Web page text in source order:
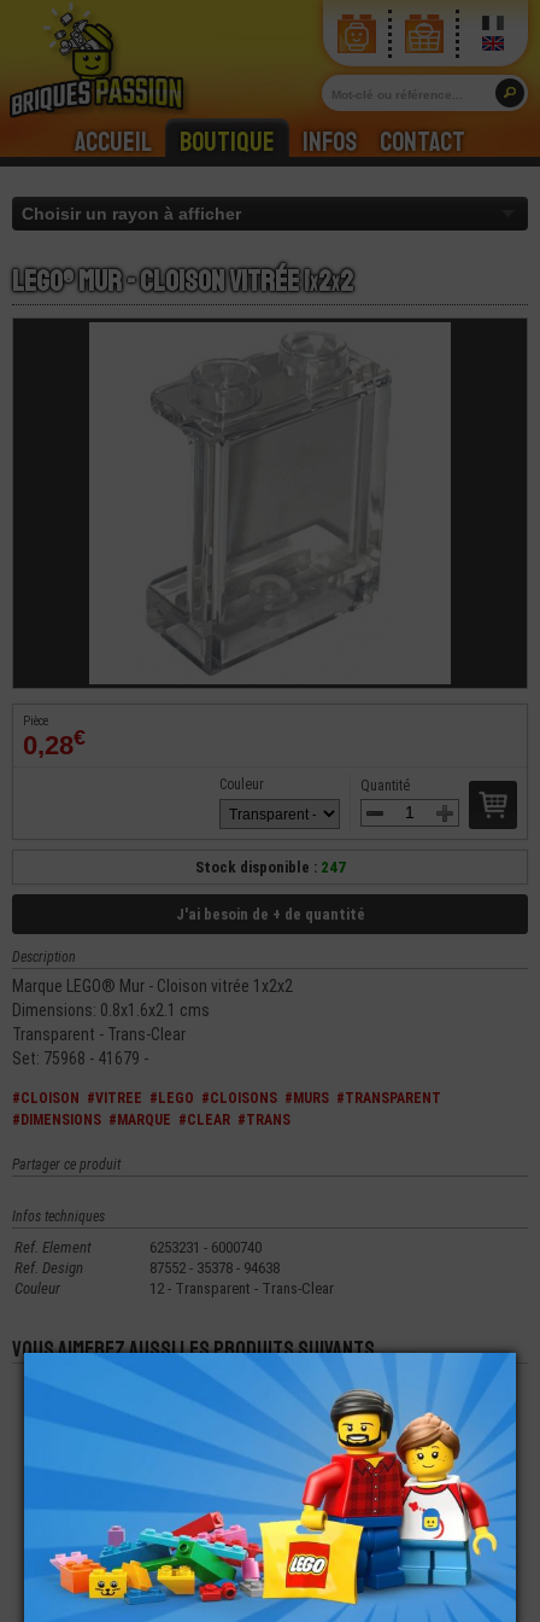
Accueil Boutique Infos Contact
LEGO® Mur - Cloison Vitrée 1x2x2
Pièce
0,28€
Quantité
Couleur
Stock disponible : 247
J'ai besoin de + de quantité
Description
Marque LEGO® Mur - Cloison vitrée 1x2x2
Dimensions: 0.8x1.6x2.1 cms
Transparent - Trans-Clear
Set: 75968 - 41679 -
#CLOISON #VITREE #LEGO #CLOISONS #MURS #TRANSPARENT
#DIMENSIONS #MARQUE #CLEAR #TRANS
Partager ce produit
Infos techniques
Ref. Element
6253231 - 6000740
Ref. Design
87552 - 35378 - 94638
Couleur
12 - Transparent - Trans-Clear
Vous aimerez aussi les produits suivants
LEGO® VITRE 1X6X7
IMPRIMÉE VITRAIL
DISNEY LA BELLE ET
LA BÊT
9,99€
LEGO® CLOISON
1X4X2 IMPRIMÉ
BOUCHE FERMÉE
0,96€
LEGO® MUR -
CLOISON 1X4X1
0,59
LEGO® CLOISON
LEGO® MUR -
LEGO® MUR -